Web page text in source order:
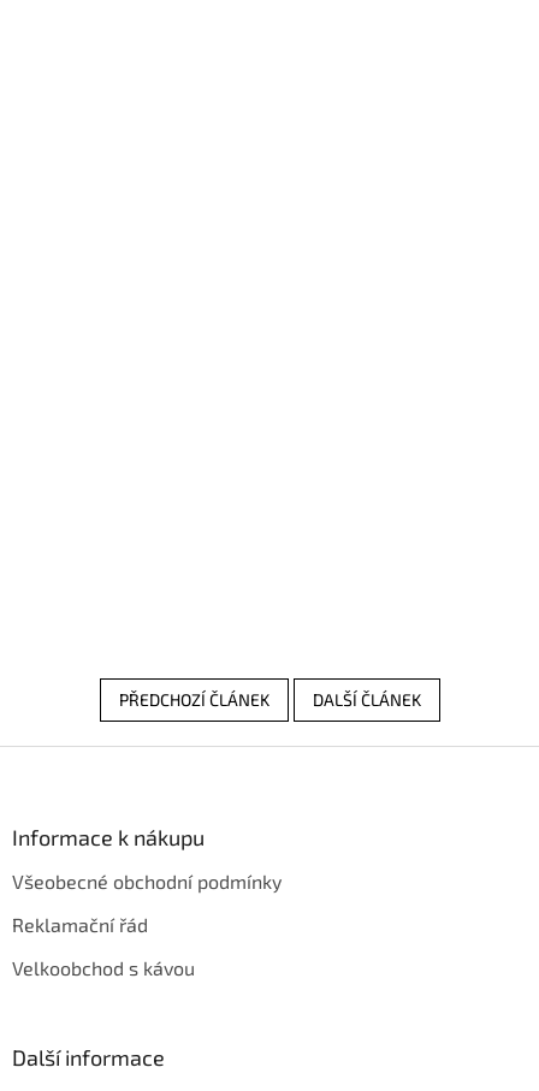
PŘEDCHOZÍ ČLÁNEK DALŠÍ ČLÁNEK
Informace k nákupu
Všeobecné obchodní podmínky
Reklamační řád
Velkoobchod s kávou
Další informace